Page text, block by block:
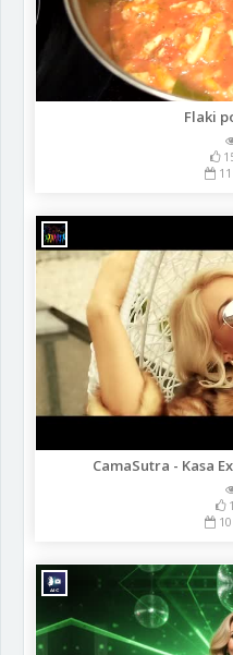
Flaki
CamaSutra - Kasa